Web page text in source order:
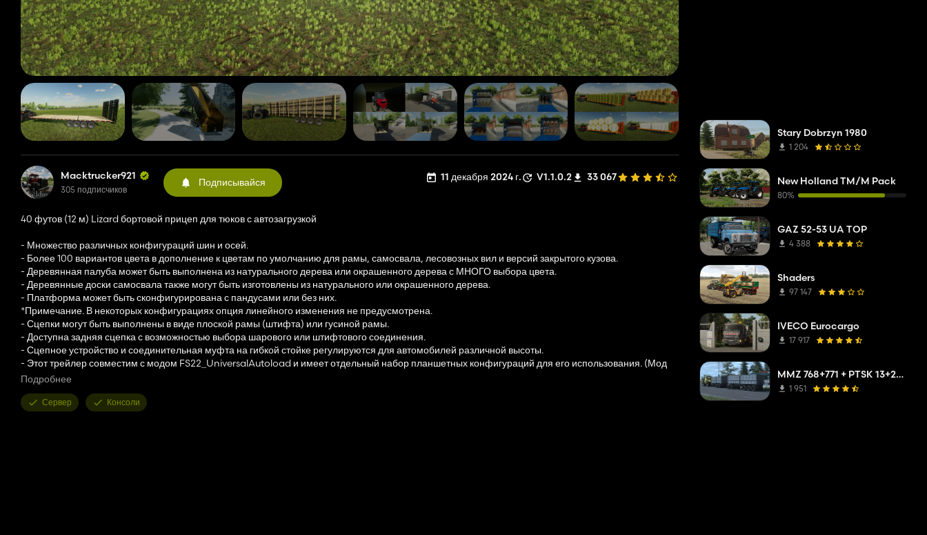
Macktrucker921
305 подписчиков
Подписывайся 11 декабря 2024 г. V1.1.0.2 33 067
40 футов (12 м) Lizard бортовой прицеп для тюков с автозагрузкой
- Множество различных конфигураций шин и осей.
- Более 100 вариантов цвета в дополнение к цветам по умолчанию для рамы, самосвала, лесовозных вил и версий закрытого кузова.
- Деревянная палуба может быть выполнена из натурального дерева или окрашенного дерева с МНОГО выбора цвета.
- Деревянные доски самосвала также могут быть изготовлены из натурального или окрашенного дерева.
- Платформа может быть сконфигурирована с пандусами или без них.
*Примечание. В некоторых конфигурациях опция линейного изменения не предусмотрена.
- Сцепки могут быть выполнены в виде плоской рамы (штифта) или гусиной рамы.
- Доступна задняя сцепка с возможностью выбора шарового или штифтового соединения.
- Сцепное устройство и соединительная муфта на гибкой стойке регулируются для автомобилей различной высоты.
- Этот трейлер совместим с модом FS22_UniversalAutoload и имеет отдельный набор планшетных конфигураций для его использования. (Мод
FS22_UniversalAutoload НЕ доступен для консолей)
загружаться только с модом FS22_UniversalAutoload, НЕ доступным на консолях.)
Подробнее
Сервер Консоли
Stary Dobrzyn 1980
1 204
New Holland TM/M Pack
80%
GAZ 52-53 UA TOP
4 388
Shaders
97 147
IVECO Eurocargo
17 917
MMZ 768+771 + PTSK 13+20 Pack
1 951